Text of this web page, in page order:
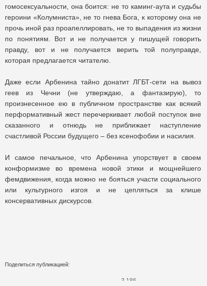
гомосексуальности, она боится: не то каминг-аута и судьбы
героини «Колумниста», не то гнева Бога, к которому она не
прочь иной раз проапеллировать, не то выпадения из жизни
по понятиям. Вот и не получается у пишущей говорить
правду, вот и не получается верить той полуправде,
которая предлагается читателю.
Даже если Арбенина тайно донатит ЛГБТ-сети на вывоз
геев из Чечни (не утверждаю, а фантазирую), то
произнесенное ею в публичном пространстве как всякий
перформативный жест перечеркивает любой поступок вне
сказанного и отнюдь не приближает наступление
счастливой России будущего ‒ без ксенофобии и насилия.
И самое печальное, что Арбенина упорствует в своем
конформизме во времена новой этики и мощнейшего
фемдвижения, когда можно не бояться участи социального
или культурного изгоя и не цепляться за клише
консервативных дискурсов.
Поделиться публикацией:
3 186